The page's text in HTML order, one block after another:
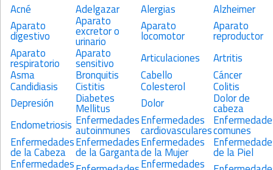
Acné Adelgazar Alergias
Alzheimer
Aparato
digestivo
Aparato
excretor o
urinario
Aparato
locomotor
Aparato
reproductor
Aparato
respiratorio
Aparato
sensitivo Articulaciones
Artritis
Asma
Bronquitis Cabello Cáncer
Candidiasis Cistitis Colesterol
Colitis
Depresión
Diabetes
Mellitus Dolor Dolor de
cabeza
Endometriosis Enfermedades
autoinmunes
Enfermedades
cardiovascularescomunes
Enfermedades
de la Cabeza
Enfermedades
de la Garganta
Enfermedades
de la Mujer de la Piel
Enfermedades Enfermedades